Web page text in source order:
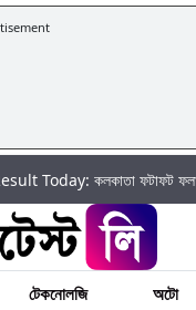
ফটাফট ফলাফল আজকের
টেকনোলজি অটো